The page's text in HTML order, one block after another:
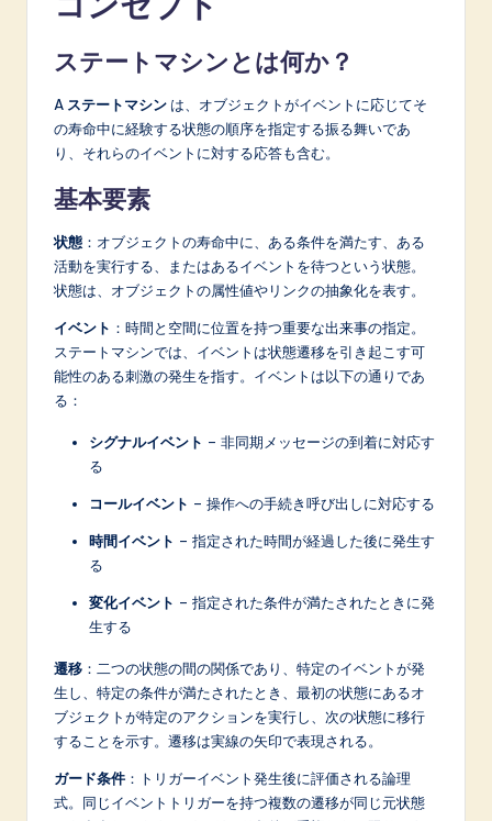
o
ti
ステートマシンとは何か？
A ステートマシン は、オブジェクトがイベントに応じてそ
の寿命中に経験する状態の順序を指定する振る舞いであ
り、それらのイベントに対する応答も含む。
基本要素
状態 ：オブジェクトの寿命中に、ある条件を満たす、ある
活動を実行する、またはあるイベントを待つという状態。
状態は、オブジェクトの属性値やリンクの抽象化を表す。
イベント ：時間と空間に位置を持つ重要な出来事の指定。
ステートマシンでは、イベントは状態遷移を引き起こす可
能性のある刺激の発生を指す。イベントは以下の通りであ
る：
シグナルイベント – 非同期メッセージの到着に対応す
る
コールイベント – 操作への手続き呼び出しに対応する
時間イベント – 指定された時間が経過した後に発生す
る
変化イベント – 指定された条件が満たされたときに発
生する
遷移 ：二つの状態の間の関係であり、特定のイベントが発
生し、特定の条件が満たされたとき、最初の状態にあるオ
ブジェクトが特定のアクションを実行し、次の状態に移行
することを示す。遷移は実線の矢印で表現される。
ガード条件 ：トリガーイベント発生後に評価される論理
式。同じイベントトリガーを持つ複数の遷移が同じ元状態